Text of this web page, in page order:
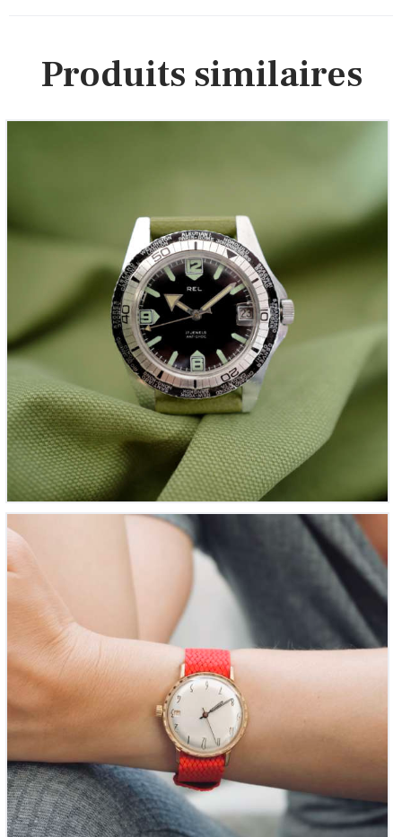
Produits similaires
‘L’Anonyme mécanique’ Made-in-France